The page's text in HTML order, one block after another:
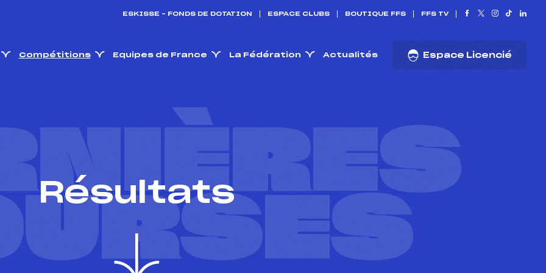
ESKISSE – FONDS DE DOTATION ESPACE CLUBS BOUTIQUE FFS FFS TV
Compétitions Equipes de France La Fédération Actualités Espace Licencié
Résultats